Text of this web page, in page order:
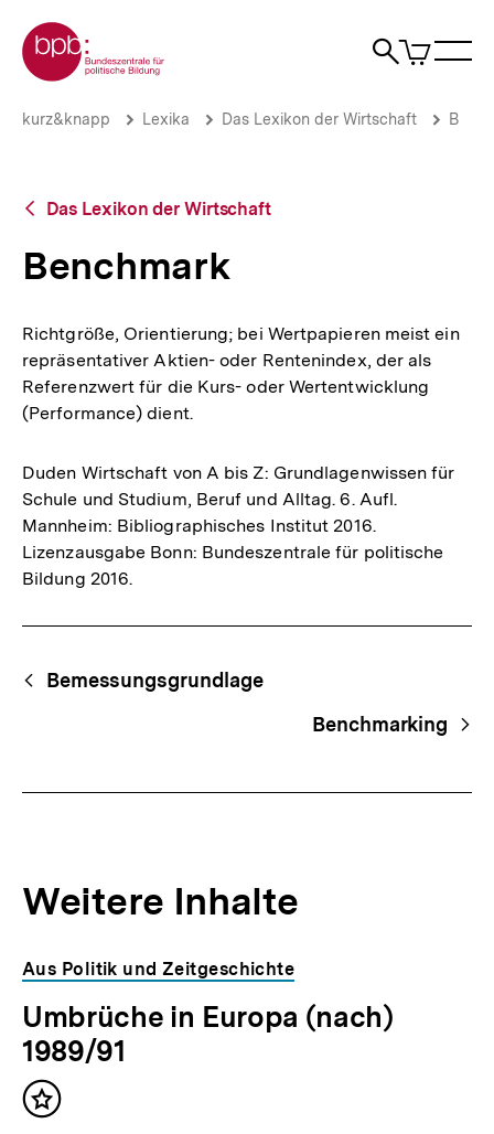
zum
Seiteninhalt
springen
Zur Startseite der bpb
Suche
Artikel
im
Benchmark
Brotkrümelnavigation
Pfadnavigation
kurz&knapp Lexika Das Lexikon der Wirtschaft B
Zurück
Übersicht
Das Lexikon der Wirtschaft
Benchmark
Richtgröße, Orientierung; bei Wertpapieren meist ein
repräsentativer Aktien- oder Rentenindex, der als
Referenzwert für die Kurs- oder Wertentwicklung
(Performance) dient.
Duden Wirtschaft von A bis Z: Grundlagenwissen für
Schule und Studium, Beruf und Alltag. 6. Aufl.
Mannheim: Bibliographisches Institut 2016.
Lizenzausgabe Bonn: Bundeszentrale für politische
Bildung 2016.
Begriffsnavigation
Content-
Navigation
Bemessungsgrundlage
Benchmarking
Weitere Inhalte
Inhaltskarousell
für
weitere
Inhalte
Inhaltskarussell
überspringen
Aus Politik und Zeitgeschichte
Umbrüche in Europa (nach)
1989/91
Inhalt